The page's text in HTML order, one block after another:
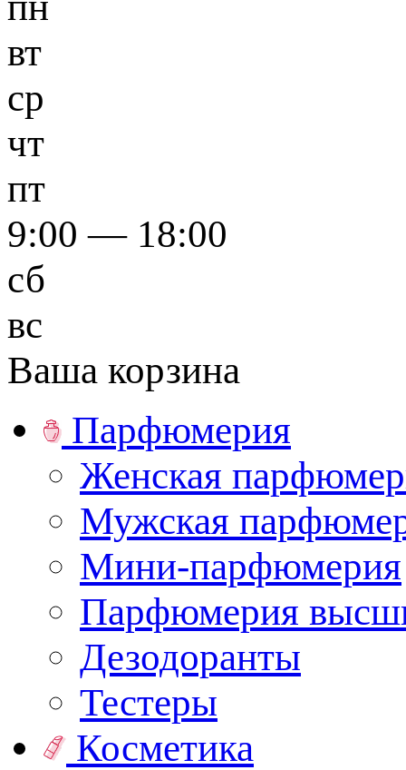
вт
ср
чт
пт
9:00 — 18:00
сб
вс
Ваша корзина
Парфюмерия
Женская
Мужская
Мини-парфюмерия
Парфюмерия
Дезодоранты
Тестеры
Косметика